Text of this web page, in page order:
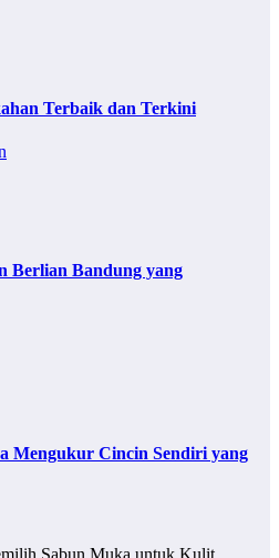
Terbaik dan Terkini
Berlian Bandung yang
Mengukur Cincin Sendiri yang